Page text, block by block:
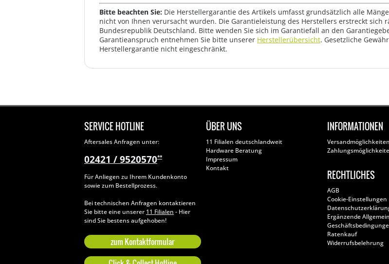
Bitte beachten Sie: Die Herstellergarantie des Artikels umfasst grundsätzlich alle
nicht von Ihnen verursacht wurden. Die Garantieleistung des Herstellers erstreckt sich
Bundesrepublik Deutschland. Bitte wenden Sie sich im Garantiefall an den
Garantieanspruch entnehmen Sie bitte unserer Herstellerübersicht. Gesetzliche
Herstellergarantie nicht eingeschränkt.
SERVICE HOTLINE
Aftersales Anfragen unter:
02421 / 9520570**
Für Anliegen zu Ihrem Kundenkonto
sowie zum Bestellprozess.
Bei technischen Anfragen kontaktieren
Sie bitte eine unserer 11 Filialen - Hier
sind Sie bestens aufgehoben!
zum Kontaktformular
ÜBER UNS
11 Filialen deutschlandweit
Hardware Beratung
Impressum
Kontakt
INFORMATIONEN
Versandmöglichkeiten
RECHTLICHES
AGB
Cookie-Einstellungen
Ergänzende
Ratenkauf
Widerrufsbelehrung